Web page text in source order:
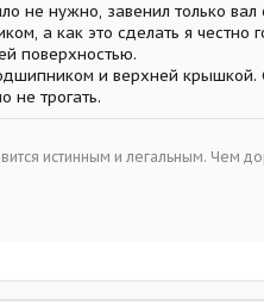
не нужно, завенил только
а как это сделать я честно
поверхностью.
и верхней крышкой.
не трогать.
истинным и легальным. Чем